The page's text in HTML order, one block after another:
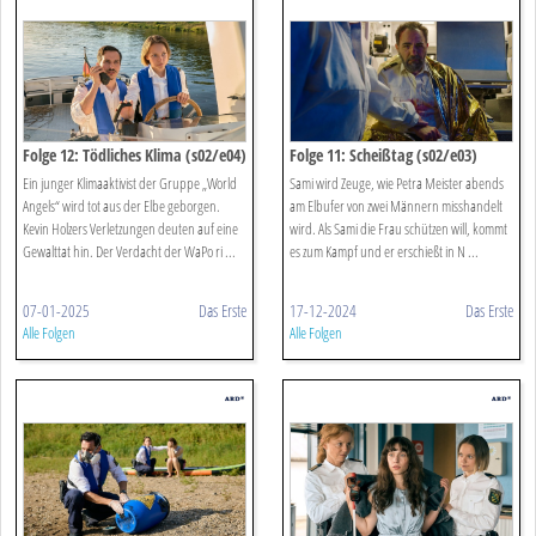
Folge 12: Tödliches Klima (s02/e04)
Ein junger Klimaaktivist der Gruppe „World
Angels“ wird tot aus der Elbe geborgen.
Kevin Holzers Verletzungen deuten auf eine
Gewalttat hin. Der Verdacht der WaPo ri ...
07-01-2025 Das Erste
Alle Folgen
Folge 11: Scheißtag (s02/e03)
Sami wird Zeuge, wie Petra Meister abends
am Elbufer von zwei Männern misshandelt
wird. Als Sami die Frau schützen will, kommt
es zum Kampf und er erschießt in N ...
17-12-2024 Das Erste
Alle Folgen